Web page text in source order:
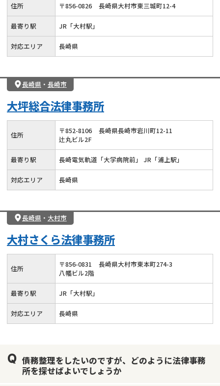
住所 〒856-0826 長崎県大村市東三城町12-4
最寄り駅 JR「大村駅」
対応エリア 長崎県
長崎県 ・ 長崎市
大坪総合法律事務所
住所 〒852-8106
長崎県長崎市岩川町12-11
辻丸ビル2F
最寄り駅 長崎電気軌道「大学病院前」 JR「浦上駅」
対応エリア 長崎県
長崎県 ・ 大村市
大村さくら法律事務所
住所 〒856-0831
長崎県大村市東本町274-3
八幡ビル2階
最寄り駅 JR「大村駅」
対応エリア 長崎県
債務整理をしたいのですが、どのように法律事務
所を探せばよいでしょうか